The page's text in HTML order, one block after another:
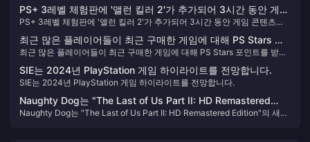
아보세요!
PS+ 3레벨 체험판에 '앨런 킬러 2'가 추가되어 3시간 동안 게임
콘텐츠를 체험할 수 있습니다.
PS+ 3레벨 체험판에 '앨런 킬러 2'가 추가되어 3시간 동안 게임 콘텐츠를
최근 많은 플레이어들이 최근 구매한 게임에 대해 PS Stars 포
인트를 받지 못했다고 신고했습니다.
최근 많은 플레이어들이 최근 구매한 게임에 대해 PS Stars 포인트를 받지
SIE는 2024년 PlayStation 게임 하이라이트를 전망합니다.
SIE는 2024년 PlayStation 게임 하이라이트를 전망합니다.
Naughty Dog는 "The Last of Us Part II: HD Remastered
Edition"의 새로운 기타 연주 모드 데모를 공개했습니다.
Naughty Dog는 "The Last of Us Part II: HD Remastered Edition"의 새로